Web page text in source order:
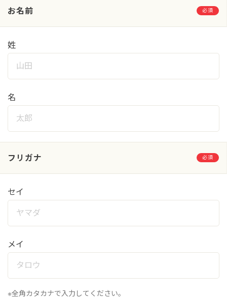
お名前 必須
姓
名
フリガナ 必須
セイ
メイ
※全角カタカナで入力してください。